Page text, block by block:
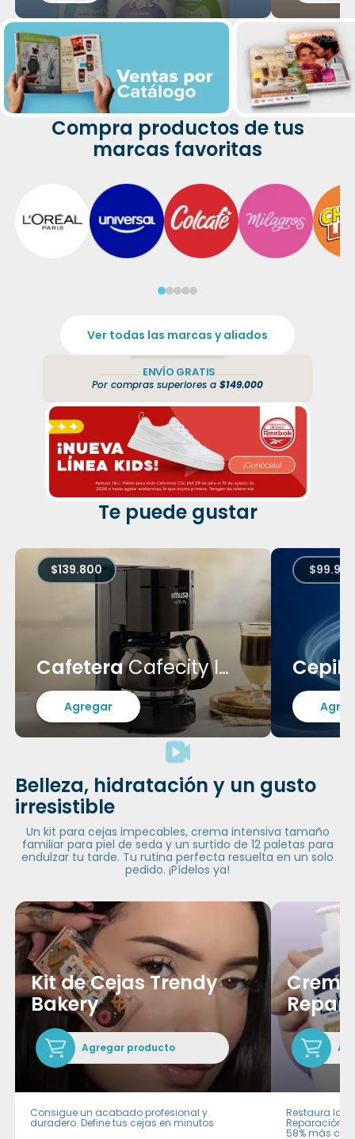
Compra productos de tus
marcas favoritas
Ver todas las marcas y aliados
ENVÍO GRATIS
Por compras superiores a $149.000
Te puede gustar
$139.800
CafeteraCafecity Imusa
Agregar
$99.950
Belleza, hidratación y un gusto
irresistible
Un kit para cejas impecables, crema intensiva tamaño
familiar para piel de seda y un surtido de 12 paletas para
endulzar tu tarde. Tu rutina perfecta resuelta en un solo
pedido. ¡Pídelos ya!
Kit de Cejas Trendy
Bakery
Agregar producto
Consigue un acabado profesional y
duradero. Define tus cejas en minutos
Restaura la
Reparación
58% más